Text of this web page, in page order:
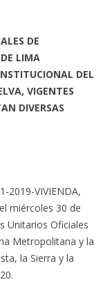
DE
LIMA
DEL
VIGENTES
DIVERSAS
2019-VIVIENDA,
miércoles 30 de
Unitarios Oficiales
Metropolitana y la
la Sierra y la